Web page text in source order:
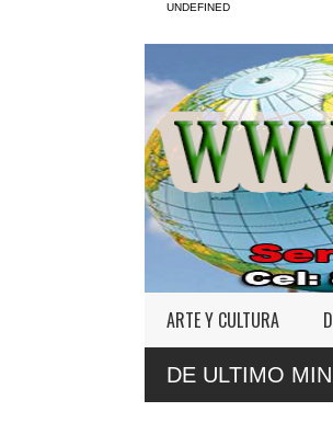
UNDEFINED
ARTE Y CULTURA
DE ULTIMOTribunal fija
Jet Set